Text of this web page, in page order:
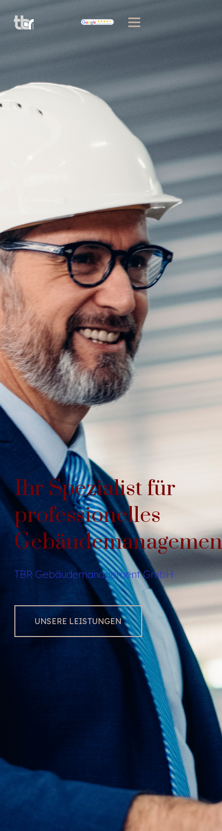
Ihr Spezialist für
professionelles
TBR Gebäudemanagement GmbH
UNSERE LEISTUNGEN